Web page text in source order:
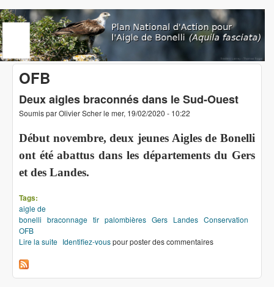
Aller au contenu principal
www.aigledebonelli.org
OFB
Deux aigles braconnés dans le Sud-Ouest
Soumis parOlivier Scherle mer, 19/02/2020 - 10:22
Début novembre, deux jeunes Aigles de Bonelli
ont été abattus dans les départements du Gers
et des Landes.
Tags:
aigle de
bonelli braconnage tir palombières Gers Landes Conservation
OFB
Lire la suite de Deux aigles braconnés dans le Sud-Ouest
Identifiez-vouspour poster des commentaires